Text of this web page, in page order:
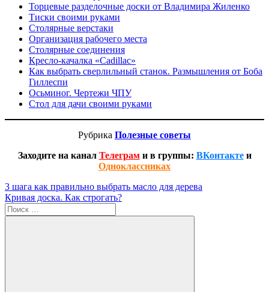
Торцевые разделочные доски от Владимира Жиленко
Тиски своими руками
Столярные верстаки
Организация рабочего места
Столярные соединения
Кресло-качалка «Cadillac»
Как выбрать сверлильный станок. Размышления от Боба
Гиллеспи
Осьминог. Чертежи ЧПУ
Стол для дачи своими руками
Рубрика Полезные советы
Заходите на канал Телеграми в группы: ВКонтактеи
Одноклассниках
Навигация
по
записям
Предыдущая
запись:
3 шага как правильно выбрать масло для дерева
Следующая
запись:
Кривая доска. Как строгать?
Поиск
для: